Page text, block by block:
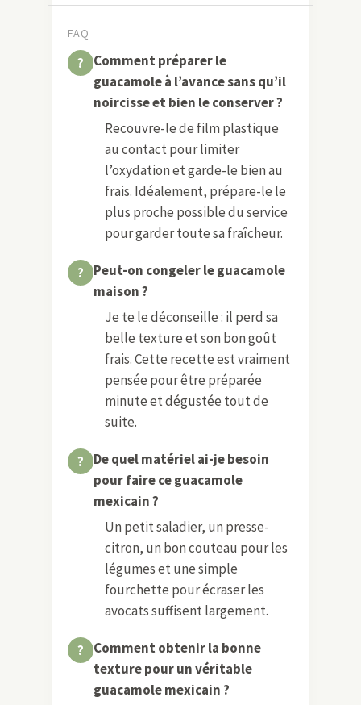
FAQ
Comment préparer le
guacamole à l’avance sans qu’il
noircisse et bien le conserver ?
Recouvre-le de film plastique
au contact pour limiter
l’oxydation et garde-le bien au
frais. Idéalement, prépare-le le
plus proche possible du service
pour garder toute sa fraîcheur.
Peut-on congeler le guacamole
maison ?
Je te le déconseille : il perd sa
belle texture et son bon goût
frais. Cette recette est vraiment
pensée pour être préparée
minute et dégustée tout de
suite.
De quel matériel ai-je besoin
pour faire ce guacamole
mexicain ?
Un petit saladier, un presse-
citron, un bon couteau pour les
légumes et une simple
fourchette pour écraser les
avocats suffisent largement.
Comment obtenir la bonne
texture pour un véritable
guacamole mexicain ?